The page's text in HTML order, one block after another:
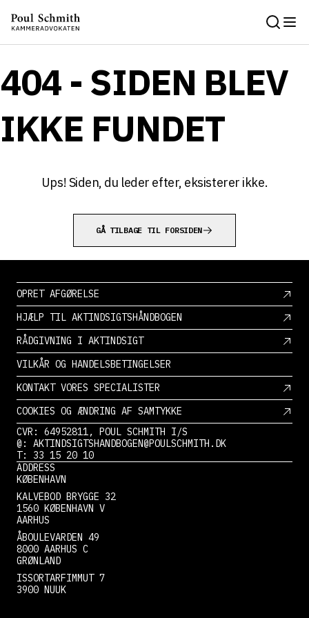
404 - SIDEN BLEV
IKKE FUNDET
Ups! Siden, du leder efter, eksisterer ikke.
GÅ TILBAGE TIL FORSIDEN
OPRET AFGØRELSE
HJÆLP TIL AKTINDSIGTSHÅNDBOGEN
RÅDGIVNING I AKTINDSIGT
VILKÅR OG HANDELSBETINGELSER
KONTAKT VORES SPECIALISTER
COOKIES OG ÆNDRING AF SAMTYKKE
CVR: 64952811, POUL SCHMITH I/S
@: AKTINDSIGTSHANDBOGEN@POULSCHMITH.DK
T: 33 15 20 10
ADDRESS
KØBENHAVN
KALVEBOD BRYGGE 32
1560 KØBENHAVN V
AARHUS
ÅBOULEVARDEN 49
8000 AARHUS C
GRØNLAND
ISSORTARFIMMUT 7
3900 NUUK